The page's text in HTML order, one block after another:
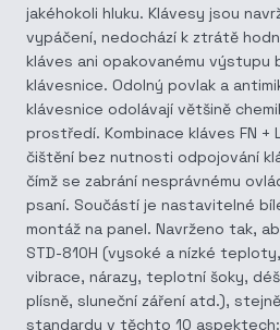
jakéhokoli hluku. Klávesy jsou
vypáčení, nedochází k ztrátě
kláves ani opakovanému výstupu
klávesnice. Odolný povlak a
klávesnice odolávají většině
prostředí. Kombinace kláves FN +
čištění bez nutnosti odpojování
čímž se zabrání nesprávnému
psaní. Součástí je nastavitelné
montáž na panel. Navrženo tak,
STD-810H (vysoké a nízké
vibrace, nárazy, teplotní šoky,
plísně, sluneční záření atd.),
standardy v těchto 10